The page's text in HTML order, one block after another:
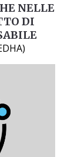
NELLE
DI